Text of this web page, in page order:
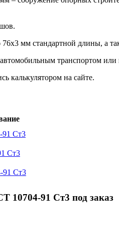
мм стандартной длины, а
транспортом
калькулятором на сайте.
91 Ст3
Ст3
91 Ст3
10704-91 Ст3 под заказ